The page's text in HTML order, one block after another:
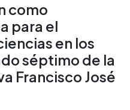
como
para el
en los
séptimo de la
Francisco José